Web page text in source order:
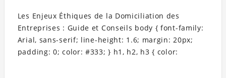
Les Enjeux Éthiques de la Domiciliation des
Entreprises : Guide et Conseils body { font-family:
Arial, sans-serif; line-height: 1.6; margin: 20px;
padding: 0; color: #333; } h1, h2, h3 { color: